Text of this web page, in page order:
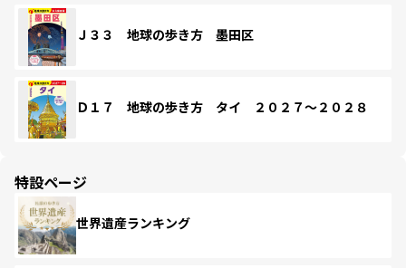
Ｊ３３ 地球の歩き方 墨田区
Ｄ１７ 地球の歩き方 タイ ２０２７～２０２８
特設ページ
世界遺産ランキング